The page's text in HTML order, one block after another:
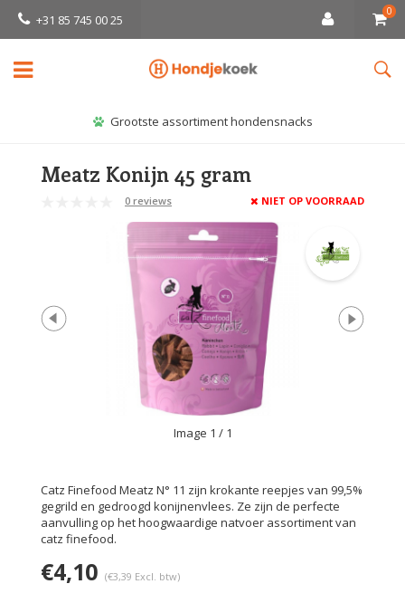
+31 85 745 00 25
0
Grootste assortiment hondensnacks
Meatz Konijn 45 gram
0 reviews NIET OP VOORRAAD
Image 1 / 1
Catz Finefood Meatz N° 11 zijn krokante reepjes van 99,5%
gegrild en gedroogd konijnenvlees. Ze zijn de perfecte
aanvulling op het hoogwaardige natvoer assortiment van
catz finefood.
€4,10 (€3,39 Excl. btw)